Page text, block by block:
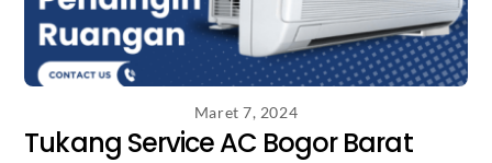
Maret 7, 2024
Tukang Service AC Bogor Barat